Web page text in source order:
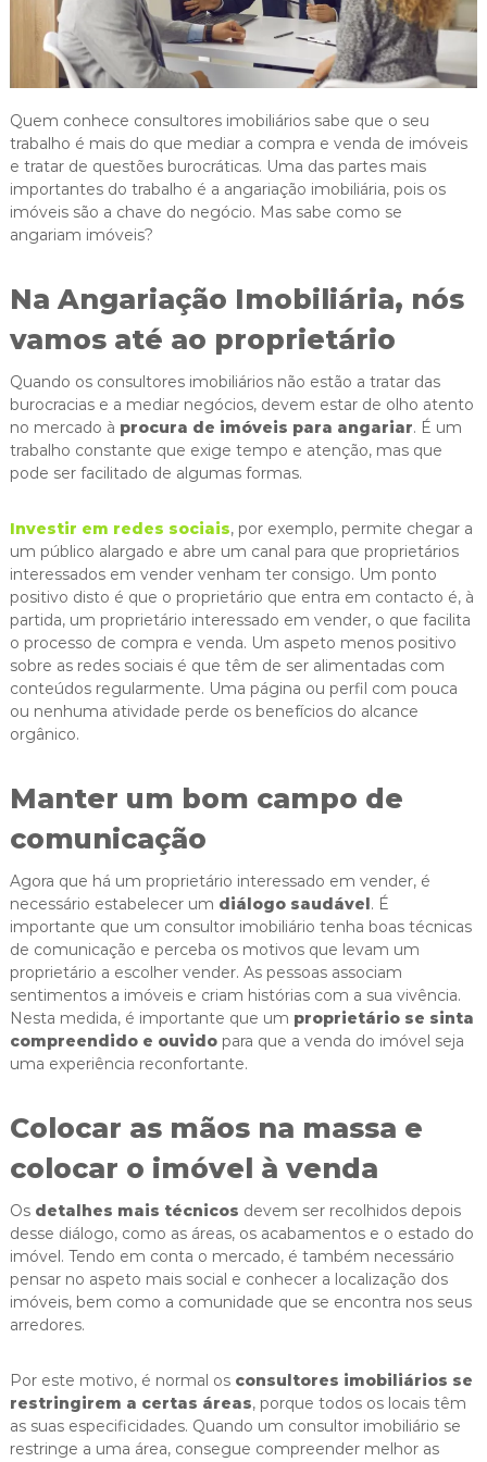
s
Quem conhece consultores imobiliários sabe que o seu
trabalho é mais do que mediar a compra e venda de imóveis
e tratar de questões burocráticas. Uma das partes mais
importantes do trabalho é a angariação imobiliária, pois os
imóveis são a chave do negócio. Mas sabe como se
angariam imóveis?
Na Angariação Imobiliária, nós
vamos até ao proprietário
Quando os consultores imobiliários não estão a tratar das
burocracias e a mediar negócios, devem estar de olho atento
no mercado à procura de imóveis para angariar. É um
trabalho constante que exige tempo e atenção, mas que
pode ser facilitado de algumas formas.
Investir em redes sociais, por exemplo, permite chegar a
um público alargado e abre um canal para que proprietários
interessados em vender venham ter consigo. Um ponto
positivo disto é que o proprietário que entra em contacto é, à
partida, um proprietário interessado em vender, o que facilita
o processo de compra e venda. Um aspeto menos positivo
sobre as redes sociais é que têm de ser alimentadas com
conteúdos regularmente. Uma página ou perfil com pouca
ou nenhuma atividade perde os benefícios do alcance
orgânico.
Manter um bom campo de
comunicação
Agora que há um proprietário interessado em vender, é
necessário estabelecer um diálogo saudável. É
importante que um consultor imobiliário tenha boas técnicas
de comunicação e perceba os motivos que levam um
proprietário a escolher vender. As pessoas associam
sentimentos a imóveis e criam histórias com a sua vivência.
Nesta medida, é importante que um proprietário se sinta
compreendido e ouvidopara que a venda do imóvel seja
uma experiência reconfortante.
Colocar as mãos na massa e
colocar o imóvel à venda
Os detalhes mais técnicos devem ser recolhidos depois
desse diálogo, como as áreas, os acabamentos e o estado do
imóvel. Tendo em conta o mercado, é também necessário
pensar no aspeto mais social e conhecer a localização dos
imóveis, bem como a comunidade que se encontra nos seus
arredores.
Por este motivo, é normal os consultores imobiliários se
restringirem a certas áreas, porque todos os locais têm
as suas especificidades. Quando um consultor imobiliário se
restringe a uma área, consegue compreender melhor as